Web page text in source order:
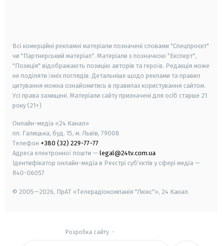
Всі комерційні рекламні матеріали позначені словами "Спецпроєкт"
чи "Партнерський матеріал". Матеріали з позначкою "Експерт",
"Позиція" відображають позицію авторів та героїв. Редакція може
не поділяти їхніх поглядів. Детальніше щодо реклами та правил
цитування можна ознайомитись в правилах користування сайтом.
Усі права захищені. Матеріали сайту призначені для осіб старше 21
року (21+)
Онлайн-медіа «24 Канал»
пл. Галицька, буд. 15, м. Львів, 79008
Телефон +380 (32) 229-77-77
Адреса електронної пошти — legal@24tv.com.ua
Ідентифікатор онлайн-медіа в Реєстрі суб'єктів у сфері медіа —
R40-06057
© 2005—2026, ПрАТ «Телерадіокомпанія "Люкс"», 24 Канал.
Розробка сайту-